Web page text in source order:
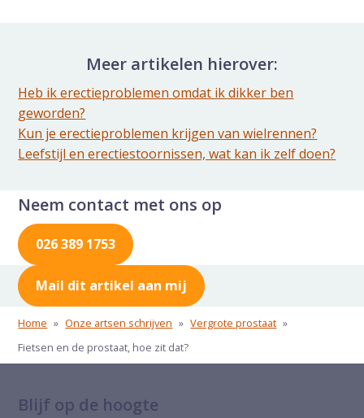
Meer artikelen hierover:
Heb ik erectieproblemen omdat ik dikker ben
geworden?
Kun je erectieproblemen krijgen van wielrennen?
Leefstijl en erectiestoornissen, wat kan ik zelf doen?
Neem contact met ons op
026 389 1753
Mail dit artikel aan mij
Home » Onze artsen schrijven » Vergrote prostaat »
Fietsen en de prostaat, hoe zit dat?
Blijf op de hoogte